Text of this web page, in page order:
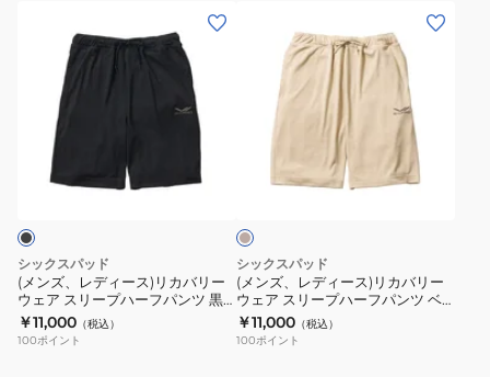
リ
カ
バ
リ
ー
シックスパッド
(メンズ、レディース)リカバリー
ウェア スリープハーフパンツ 黒
Mサイズ SO-AS-03B-M 遠赤外線
コンディショニングウェア
￥11,000 （税込）
100ポイント
リ
カ
バ
リ
ー
ー
シックスパッド
(メンズ、レディース)リカバリー
ウェア スリープハーフパンツ ベ
ージュ Sサイズ SO-AS-20A-S 遠
赤外線 コンディショニングウェア
￥11,000 （税込）
100ポイント